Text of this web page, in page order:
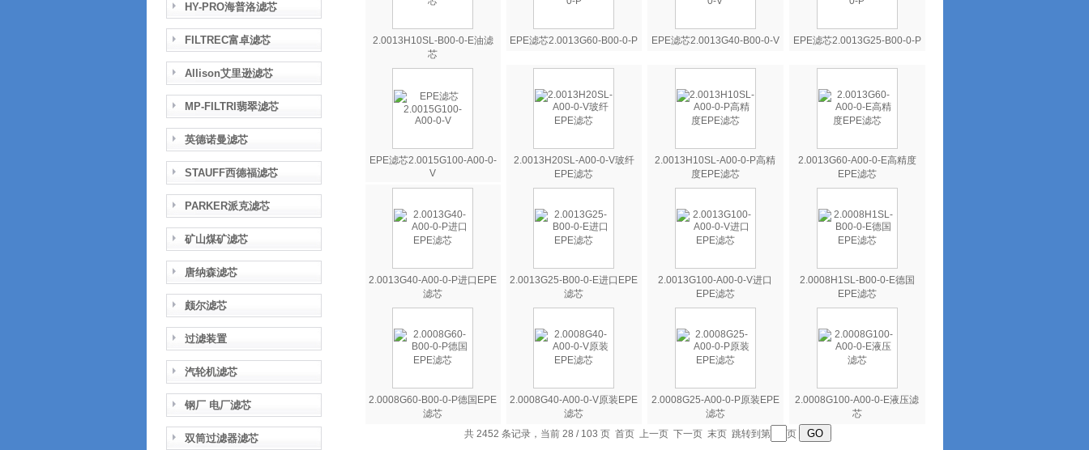
HY-PRO海普洛滤芯
FILTREC富卓滤芯
Allison艾里逊滤芯
MP-FILTRI翡翠滤芯
英德诺曼滤芯
STAUFF西德福滤芯
PARKER派克滤芯
矿山煤矿滤芯
唐纳森滤芯
颇尔滤芯
过滤装置
汽轮机滤芯
钢厂 电厂滤芯
双筒过滤器滤芯
2.0013H10SL-B00-0-E油滤
芯
EPE滤芯2.0013G60-B00-0-P EPE滤芯2.0013G40-B00-0-V EPE滤芯2.0013G25-B00-0-P
EPE滤芯2.0015G100-A00-0-
V
2.0013H20SL-A00-0-V玻纤
EPE滤芯
2.0013H10SL-A00-0-P高精
度EPE滤芯
2.0013G60-A00-0-E高精度
EPE滤芯
2.0013G40-A00-0-P进口EPE
滤芯
2.0013G25-B00-0-E进口EPE
滤芯
2.0013G100-A00-0-V进口
EPE滤芯
2.0008H1SL-B00-0-E德国
EPE滤芯
2.0008G60-B00-0-P德国EPE
滤芯
2.0008G40-A00-0-V原装EPE
滤芯
2.0008G25-A00-0-P原装EPE
滤芯
2.0008G100-A00-0-E液压滤
芯
共 2452 条记录，当前 28 / 103 页 首页 上一页 下一页 末页 跳转到第 页